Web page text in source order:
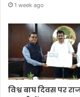
1 week ago
विश्व बाघ दिवस पर